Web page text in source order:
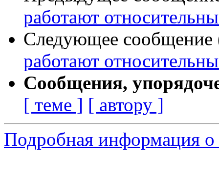
работают
Следующее сообщение
работают
Сообщения,
[ теме ] [ автору ]
Подробная информация